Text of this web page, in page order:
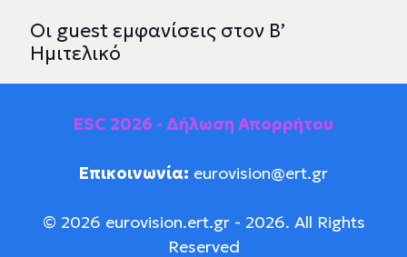
Οι guest εμφανίσεις στον Β’
Ημιτελικό
ESC 2026 - Δήλωση Απορρήτου
Επικοινωνία: eurovision@ert.gr
© 2026 eurovision.ert.gr - 2026. All Rights
Reserved